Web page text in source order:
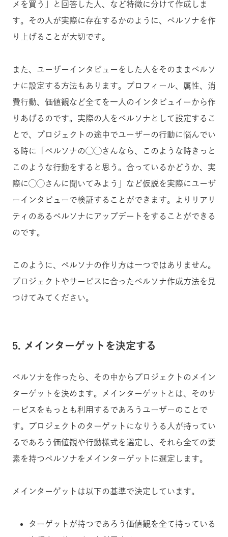
メを買う」と回答した人、など特徴に分けて作成しま
す。その人が実際に存在するかのように、ペルソナを作
り上げることが大切です。
また、ユーザーインタビューをした人をそのままペルソ
ナに設定する方法もあります。プロフィール、属性、消
費行動、価値観など全てを一人のインタビュイーから作
りあげるのです。実際の人をペルソナとして設定するこ
とで、プロジェクトの途中でユーザーの行動に悩んでい
る時に「ペルソナの◯◯さんなら、このような時きっと
このような行動をすると思う。合っているかどうか、実
際に◯◯さんに聞いてみよう」など仮説を実際にユーザ
ーインタビューで検証することができます。よりリアリ
ティのあるペルソナにアップデートをすることができる
のです。
このように、ペルソナの作り方は一つではありません。
プロジェクトやサービスに合ったペルソナ作成方法を見
つけてみてください。
5. メインターゲットを決定する
ペルソナを作ったら、その中からプロジェクトのメイン
ターゲットを決めます。メインターゲットとは、そのサ
ービスをもっとも利用するであろうユーザーのことで
す。プロジェクトのターゲットになりうる人が持ってい
るであろう価値観や行動様式を選定し、それら全ての要
素を持つペルソナをメインターゲットに選定します。
メインターゲットは以下の基準で決定しています。
ターゲットが持つであろう価値観を全て持っている